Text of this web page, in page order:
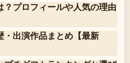
？プロフィールや人気の理由
・出演作品まとめ【最新